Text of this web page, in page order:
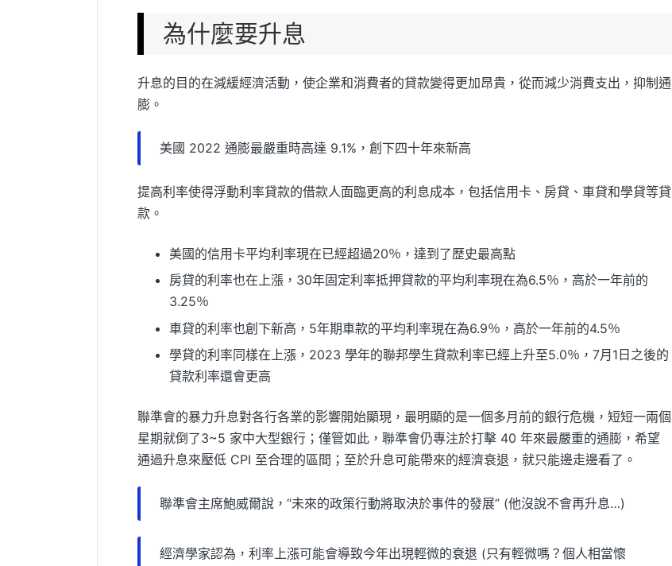
為什麼要升息
升息的目的在減緩經濟活動，使企業和消費者的貸款變得更加昂貴，從而減少消費支出，抑制通
膨。
美國 2022 通膨最嚴重時高達 9.1%，創下四十年來新高
提高利率使得浮動利率貸款的借款人面臨更高的利息成本，包括信用卡、房貸、車貸和學貸等貸
款。
美國的信用卡平均利率現在已經超過20％，達到了歷史最高點
房貸的利率也在上漲，30年固定利率抵押貸款的平均利率現在為6.5％，高於一年前的
3.25％
車貸的利率也創下新高，5年期車款的平均利率現在為6.9％，高於一年前的4.5％
學貸的利率同樣在上漲，2023 學年的聯邦學生貸款利率已經上升至5.0％，7月1日之後的
貸款利率還會更高
聯準會的暴力升息對各行各業的影響開始顯現，最明顯的是一個多月前的銀行危機，短短一兩個
星期就倒了3~5 家中大型銀行；僅管如此，聯準會仍專注於打擊 40 年來最嚴重的通膨，希望
通過升息來壓低 CPI 至合理的區間；至於升息可能帶來的經濟衰退，就只能邊走邊看了。
聯準會主席鮑威爾說，“未來的政策行動將取決於事件的發展” (他沒說不會再升息…)
經濟學家認為，利率上漲可能會導致今年出現輕微的衰退 (只有輕微嗎？個人相當懷